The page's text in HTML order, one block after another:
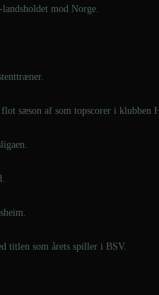
mod Norge.
sæson af som topscorer i klubben
titlen som årets spiller i BSV.